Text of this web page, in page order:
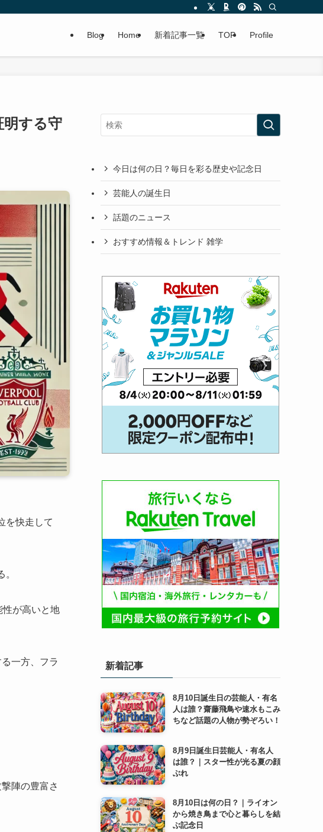
します。
Blog Home 新着記事一覧 TOP Profile
明する守
を快走して
性が高いと地
一方、フラ
陣の豊富さ
今日は何の日？毎日を彩る歴史や記念日
芸能人の誕生日
話題のニュース
おすすめ情報＆トレンド 雑学
新着記事
8月10日誕生日の芸能人・有名
人は誰？齋藤飛鳥や速水もこみ
ちなど話題の人物が勢ぞろい！
8月9日誕生日芸能人・有名人
は誰？｜スター性が光る夏の顔
ぶれ
8月10日は何の日？｜ライオン
から焼き鳥まで心と暮らしを結
ぶ記念日